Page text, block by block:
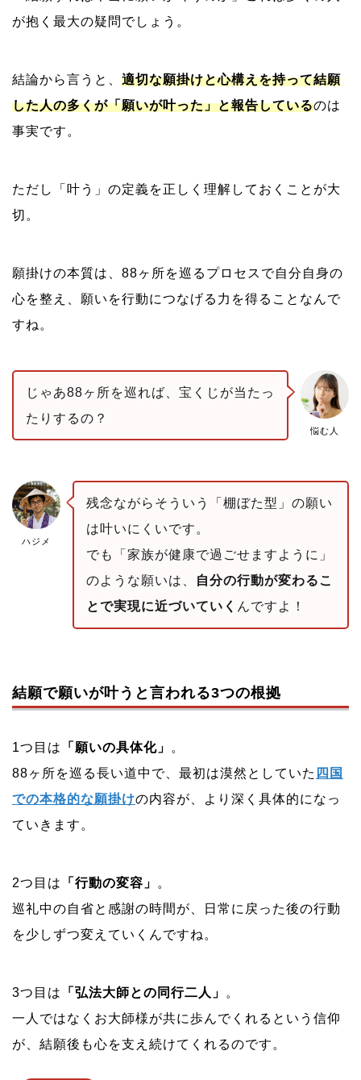
が抱く最大の疑問でしょう。
結論から言うと、 適切な願掛けと心構えを持って結願
した人の多くが「願いが叶った」と報告しているのは
事実です。
ただし「叶う」の定義を正しく理解しておくことが大
切。
願掛けの本質は、88ヶ所を巡るプロセスで自分自身の
心を整え、願いを行動につなげる力を得ることなんで
すね。
悩む人
じゃあ88ヶ所を巡れば、宝くじが当たっ
たりするの？
ハジメ
残念ながらそういう「棚ぼた型」の願い
は叶いにくいです。
でも「家族が健康で過ごせますように」
のような願いは、
自分の行動が変わるこ
とで実現に近づいていく んですよ！
結願で願いが叶うと言われる3つの根拠
1つ目は 「願いの具体化」
。
88ヶ所を巡る長い道中で、最初は漠然としていた 四国
での本格的な願掛けの内容が、より深く具体的になっ
ていきます。
2つ目は 「行動の変容」
。
巡礼中の自省と感謝の時間が、日常に戻った後の行動
を少しずつ変えていくんですね。
3つ目は 「弘法大師との同行二人」
。
一人ではなくお大師様が共に歩んでくれるという信仰
が、結願後も心を支え続けてくれるのです。